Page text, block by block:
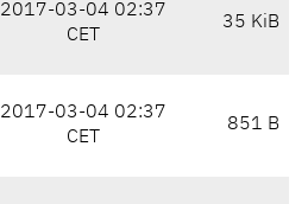
2017-03-04 02:37
CET
35 KiB
2017-03-04 02:37
CET
851 B